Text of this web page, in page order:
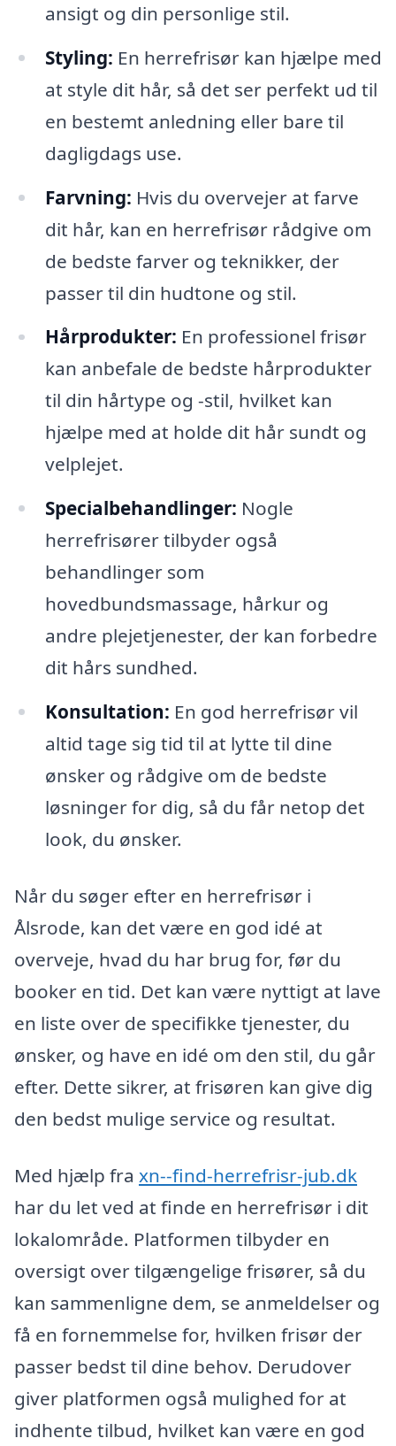
ansigt og din personlige stil.
Styling: En herrefrisør kan hjælpe med
at style dit hår, så det ser perfekt ud til
en bestemt anledning eller bare til
dagligdags use.
Farvning: Hvis du overvejer at farve
dit hår, kan en herrefrisør rådgive om
de bedste farver og teknikker, der
passer til din hudtone og stil.
Hårprodukter: En professionel frisør
kan anbefale de bedste hårprodukter
til din hårtype og -stil, hvilket kan
hjælpe med at holde dit hår sundt og
velplejet.
Specialbehandlinger: Nogle
herrefrisører tilbyder også
behandlinger som
hovedbundsmassage, hårkur og
andre plejetjenester, der kan forbedre
dit hårs sundhed.
Konsultation: En god herrefrisør vil
altid tage sig tid til at lytte til dine
ønsker og rådgive om de bedste
løsninger for dig, så du får netop det
look, du ønsker.
Når du søger efter en herrefrisør i
Ålsrode, kan det være en god idé at
overveje, hvad du har brug for, før du
booker en tid. Det kan være nyttigt at lave
en liste over de specifikke tjenester, du
ønsker, og have en idé om den stil, du går
efter. Dette sikrer, at frisøren kan give dig
den bedst mulige service og resultat.
Med hjælp fra xn--find-herrefrisr-jub.dk
har du let ved at finde en herrefrisør i dit
lokalområde. Platformen tilbyder en
oversigt over tilgængelige frisører, så du
kan sammenligne dem, se anmeldelser og
få en fornemmelse for, hvilken frisør der
passer bedst til dine behov. Derudover
giver platformen også mulighed for at
indhente tilbud, hvilket kan være en god